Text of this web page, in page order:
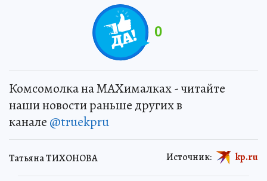
0
Комсомолка на MAXималках - читайте
наши новости раньше других в
канале @truekpru
Татьяна ТИХОНОВА Источник: kp.ru